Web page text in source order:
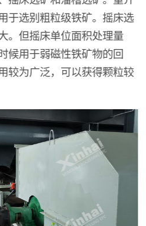
于选别粗粒级铁矿。摇床选
。但摇床单位面积处理量
候用于弱磁性铁矿物的回
较为广泛，可以获得颗粒较